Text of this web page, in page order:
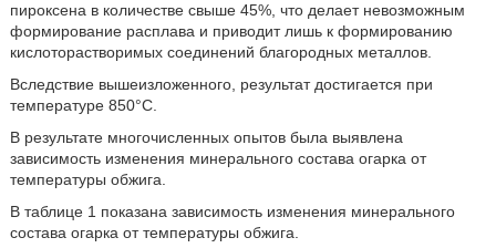
пироксена в количестве свыше 45%, что делает невозможным
формирование расплава и приводит лишь к формированию
кислоторастворимых соединений благородных металлов.
Вследствие вышеизложенного, результат достигается при
температуре 850°С.
В результате многочисленных опытов была выявлена
зависимость изменения минерального состава огарка от
температуры обжига.
В таблице 1 показана зависимость изменения минерального
состава огарка от температуры обжига.